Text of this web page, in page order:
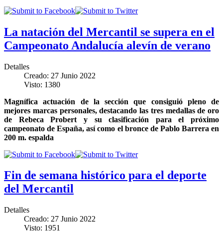
La natación del Mercantil se supera en el
Campeonato Andalucía alevín de verano
Detalles
Creado: 27 Junio 2022
Visto: 1380
Magnífica actuación de la sección que consiguió pleno de
mejores marcas personales, destacando las tres medallas de oro
de Rebeca Probert y su clasificación para el próximo
campeonato de España, así como el bronce de Pablo Barrera en
200 m. espalda
Fin de semana histórico para el deporte
del Mercantil
Detalles
Creado: 27 Junio 2022
Visto: 1951